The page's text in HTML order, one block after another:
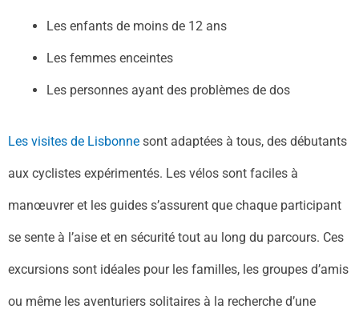
Les enfants de moins de 12 ans
Les femmes enceintes
Les personnes ayant des problèmes de dos
Les visites de Lisbonne sont adaptées à tous, des débutants
aux cyclistes expérimentés. Les vélos sont faciles à
manœuvrer et les guides s’assurent que chaque participant
se sente à l’aise et en sécurité tout au long du parcours. Ces
excursions sont idéales pour les familles, les groupes d’amis
ou même les aventuriers solitaires à la recherche d’une